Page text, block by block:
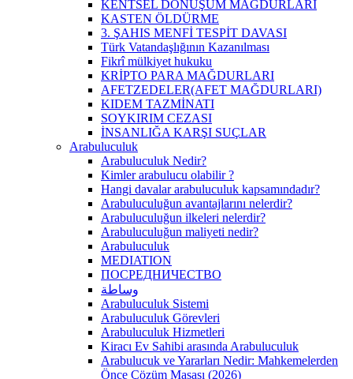
KENTSEL DÖNÜŞÜM MAĞDURLARI
KASTEN ÖLDÜRME
3. ŞAHIS MENFİ TESPİT DAVASI
Türk Vatandaşlığının Kazanılması
Fikrî mülkiyet hukuku
KRİPTO PARA MAĞDURLARI
AFETZEDELER(AFET MAĞDURLARI)
KIDEM TAZMİNATI
SOYKIRIM CEZASI
İNSANLIĞA KARŞI SUÇLAR
Arabuluculuk
Arabuluculuk Nedir?
Kimler arabulucu olabilir ?
Hangi davalar arabuluculuk kapsamındadır?
Arabuluculuğun avantajlarını nelerdir?
Arabuluculuğun ilkeleri nelerdir?
Arabuluculuğun maliyeti nedir?
Arabuluculuk
MEDIATION
ПОСРЕДНИЧЕСТВО
وساطة
Arabuluculuk Sistemi
Arabuluculuk Görevleri
Arabuluculuk Hizmetleri
Kiracı Ev Sahibi arasında Arabuluculuk
Arabulucuk ve Yararları Nedir: Mahkemelerden
Önce Çözüm Masası (2026)